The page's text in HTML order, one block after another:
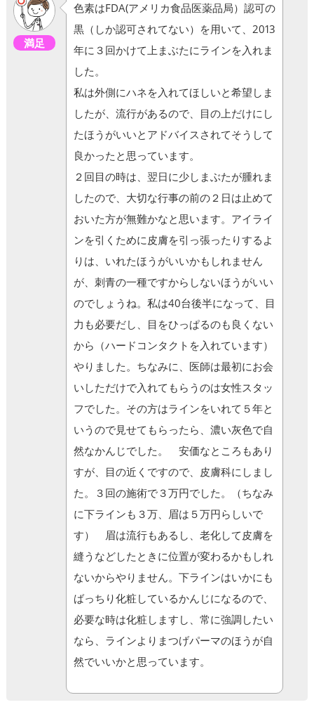
満足
色素はFDA(アメリカ食品医薬品局）認可の
黒（しか認可されてない）を用いて、2013
年に３回かけて上まぶたにラインを入れま
した。
私は外側にハネを入れてほしいと希望しま
したが、流行があるので、目の上だけにし
たほうがいいとアドバイスされてそうして
良かったと思っています。
２回目の時は、翌日に少しまぶたが腫れま
したので、大切な行事の前の２日は止めて
おいた方が無難かなと思います。アイライ
ンを引くために皮膚を引っ張ったりするよ
りは、いれたほうがいいかもしれません
が、刺青の一種ですからしないほうがいい
のでしょうね。私は40台後半になって、目
力も必要だし、目をひっぱるのも良くない
から（ハードコンタクトを入れています）
やりました。ちなみに、医師は最初にお会
いしただけで入れてもらうのは女性スタッ
フでした。その方はラインをいれて５年と
いうので見せてもらったら、濃い灰色で自
然なかんじでした。 安価なところもあり
すが、目の近くですので、皮膚科にしまし
た。３回の施術で３万円でした。（ちなみ
に下ラインも３万、眉は５万円らしいで
す） 眉は流行もあるし、老化して皮膚を
縫うなどしたときに位置が変わるかもしれ
ないからやりません。下ラインはいかにも
ばっちり化粧しているかんじになるので、
必要な時は化粧しますし、常に強調したい
なら、ラインよりまつげパーマのほうが自
然でいいかと思っています。